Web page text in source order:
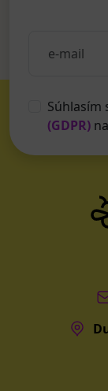
Súhlasím
(GDPR)